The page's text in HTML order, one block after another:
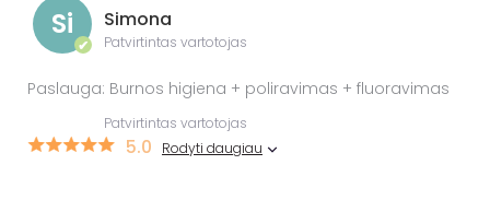
Si
✔
Simona
Patvirtintas vartotojas
Paslauga: Burnos higiena + poliravimas + fluoravimas
Patvirtintas vartotojas
5.0 Rodyti daugiau